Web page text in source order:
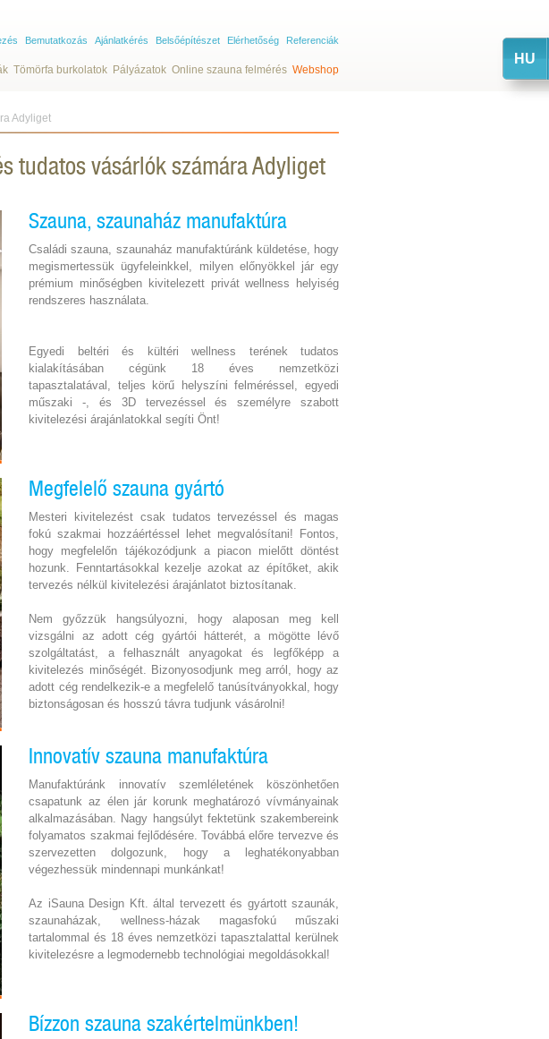
Bemutatkozás Ajánlatkérés Belsőépítészet Elérhetőség Referenciák
Tömörfa burkolatok Pályázatok Online szauna felmérés Webshop
Adyliget
tudatos vásárlók számára Adyliget
Szauna, szaunaház manufaktúra
Családi szauna, szaunaház manufaktúránk küldetése, hogy
megismertessük ügyfeleinkkel, milyen előnyökkel jár egy
prémium minőségben kivitelezett privát wellness helyiség
rendszeres használata.
Egyedi beltéri és kültéri wellness terének tudatos
kialakításában cégünk 18 éves nemzetközi
tapasztalatával, teljes körű helyszíni felméréssel, egyedi
műszaki -, és 3D tervezéssel és személyre szabott
kivitelezési árajánlatokkal segíti Önt!
Megfelelő szauna gyártó
Mesteri kivitelezést csak tudatos tervezéssel és magas
fokú szakmai hozzáértéssel lehet megvalósítani! Fontos,
hogy megfelelőn tájékozódjunk a piacon mielőtt döntést
hozunk. Fenntartásokkal kezelje azokat az építőket, akik
tervezés nélkül kivitelezési árajánlatot biztosítanak.
Nem győzzük hangsúlyozni, hogy alaposan meg kell
vizsgálni az adott cég gyártói hátterét, a mögötte lévő
szolgáltatást, a felhasznált anyagokat és legfőképp a
kivitelezés minőségét. Bizonyosodjunk meg arról, hogy az
adott cég rendelkezik-e a megfelelő tanúsítványokkal, hogy
biztonságosan és hosszú távra tudjunk vásárolni!
Innovatív szauna manufaktúra
Manufaktúránk innovatív szemléletének köszönhetően
csapatunk az élen jár korunk meghatározó vívmányainak
alkalmazásában. Nagy hangsúlyt fektetünk szakembereink
folyamatos szakmai fejlődésére. Továbbá előre tervezve és
szervezetten dolgozunk, hogy a leghatékonyabban
végezhessük mindennapi munkánkat!
Az iSauna Design Kft. által tervezett és gyártott szaunák,
szaunaházak, wellness-házak magasfokú műszaki
tartalommal és 18 éves nemzetközi tapasztalattal kerülnek
kivitelezésre a legmodernebb technológiai megoldásokkal!
Bízzon szauna szakértelmünkben!
HU